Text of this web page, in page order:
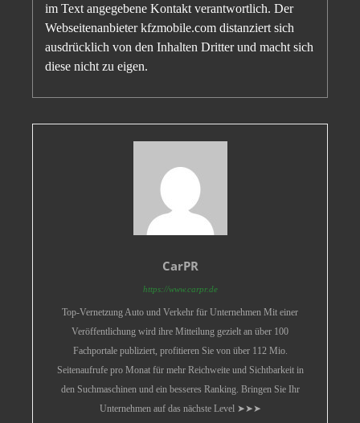
im Text angegebene Kontakt verantwortlich. Der
Webseitenanbieter kfzmobile.com distanziert sich
ausdrücklich von den Inhalten Dritter und macht sich
diese nicht zu eigen.
CarPR
https://www.carpr.de
Top-Vernetzung Auto und Verkehr für Unternehmen Mit einer
Veröffentlichung wird ihre Mitteilung gezielt an über 100
Fachportale publiziert, profitieren Sie von über 112 Mio.
Seitenaufrufe pro Monat für mehr Reichweite und Sichtbarkeit in
den Suchmaschinen und ein besseres Ranking. Bringen Sie Ihr
Unternehmen auf das nächste Level ➤➤➤